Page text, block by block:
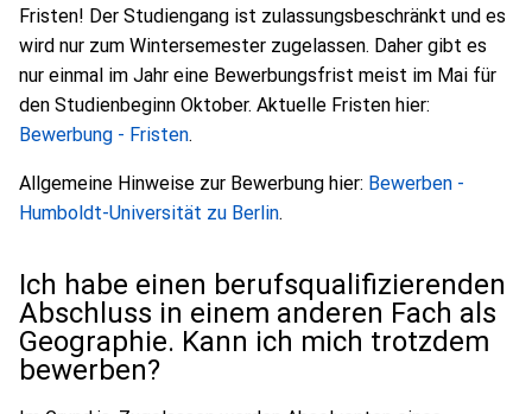
Fristen! Der Studiengang ist zulassungsbeschränkt und es
wird nur zum Wintersemester zugelassen. Daher gibt es
nur einmal im Jahr eine Bewerbungsfrist meist im Mai für
den Studienbeginn Oktober. Aktuelle Fristen hier:
Bewerbung - Fristen.
Allgemeine Hinweise zur Bewerbung hier: Bewerben -
Humboldt-Universität zu Berlin.
Ich habe einen berufsqualifizierenden
Abschluss in einem anderen Fach als
Geographie. Kann ich mich trotzdem
bewerben?